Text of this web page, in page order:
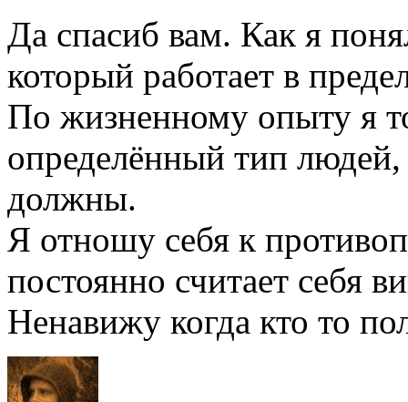
Да спасиб вам. Как я
который работает в
По жизненному опыту я
определённый тип людей,
должны.
Я отношу себя к
постоянно считает себя
Ненавижу когда кто то